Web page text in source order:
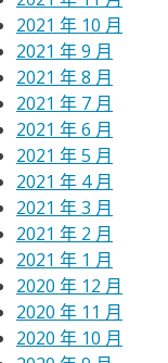
2021 年 10 月
2021 年 9 月
2021 年 8 月
2021 年 7 月
2021 年 6 月
2021 年 5 月
2021 年 4 月
2021 年 3 月
2021 年 2 月
2021 年 1 月
2020 年 12 月
2020 年 11 月
2020 年 10 月